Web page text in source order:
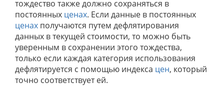
тождество также должно сохраняться в
постоянных ценах. Если данные в постоянных
ценах получаются путем дефлятирования
данных в текущей стоимости, то можно быть
уверенным в сохранении этого тождества,
только если каждая категория использования
дефлятируется с помощью индекса цен, который
точно соответствует ей.